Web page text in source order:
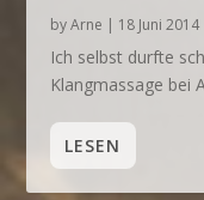
byArne | 18 Juni 2014
Ich selbst durfte
Klangmassage bei
LESEN